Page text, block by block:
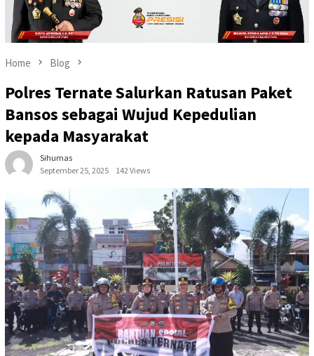
Home Blog
Polres Ternate Salurkan Ratusan Paket
Bansos sebagai Wujud Kepedulian
kepada Masyarakat
Sihumas
September 25, 2025
142 Views